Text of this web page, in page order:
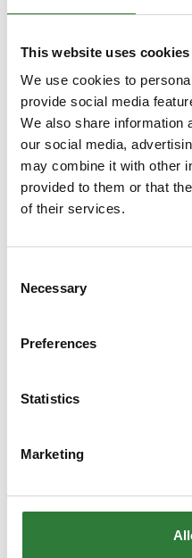
This website uses cookies
We use cookies to
provide social media
We also share information
our social media,
may combine it with other
provided to them or that
of their services.
Selection
Necessary
Preferences
Statistics
Marketing
Produktet er tilføjet af:
Ekspert i flishuggere siden
Linddana har udviklet,
førende på området.
bredt udvalg af
såvel landskabspleje som